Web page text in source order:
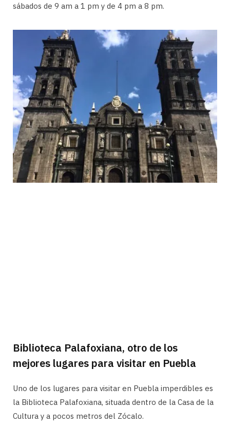
sábados de 9 am a 1 pm y de 4 pm a 8 pm.
Biblioteca Palafoxiana, otro de los
mejores lugares para visitar en Puebla
Uno de los lugares para visitar en Puebla imperdibles es
la Biblioteca Palafoxiana, situada dentro de la Casa de la
Cultura y a pocos metros del Zócalo.